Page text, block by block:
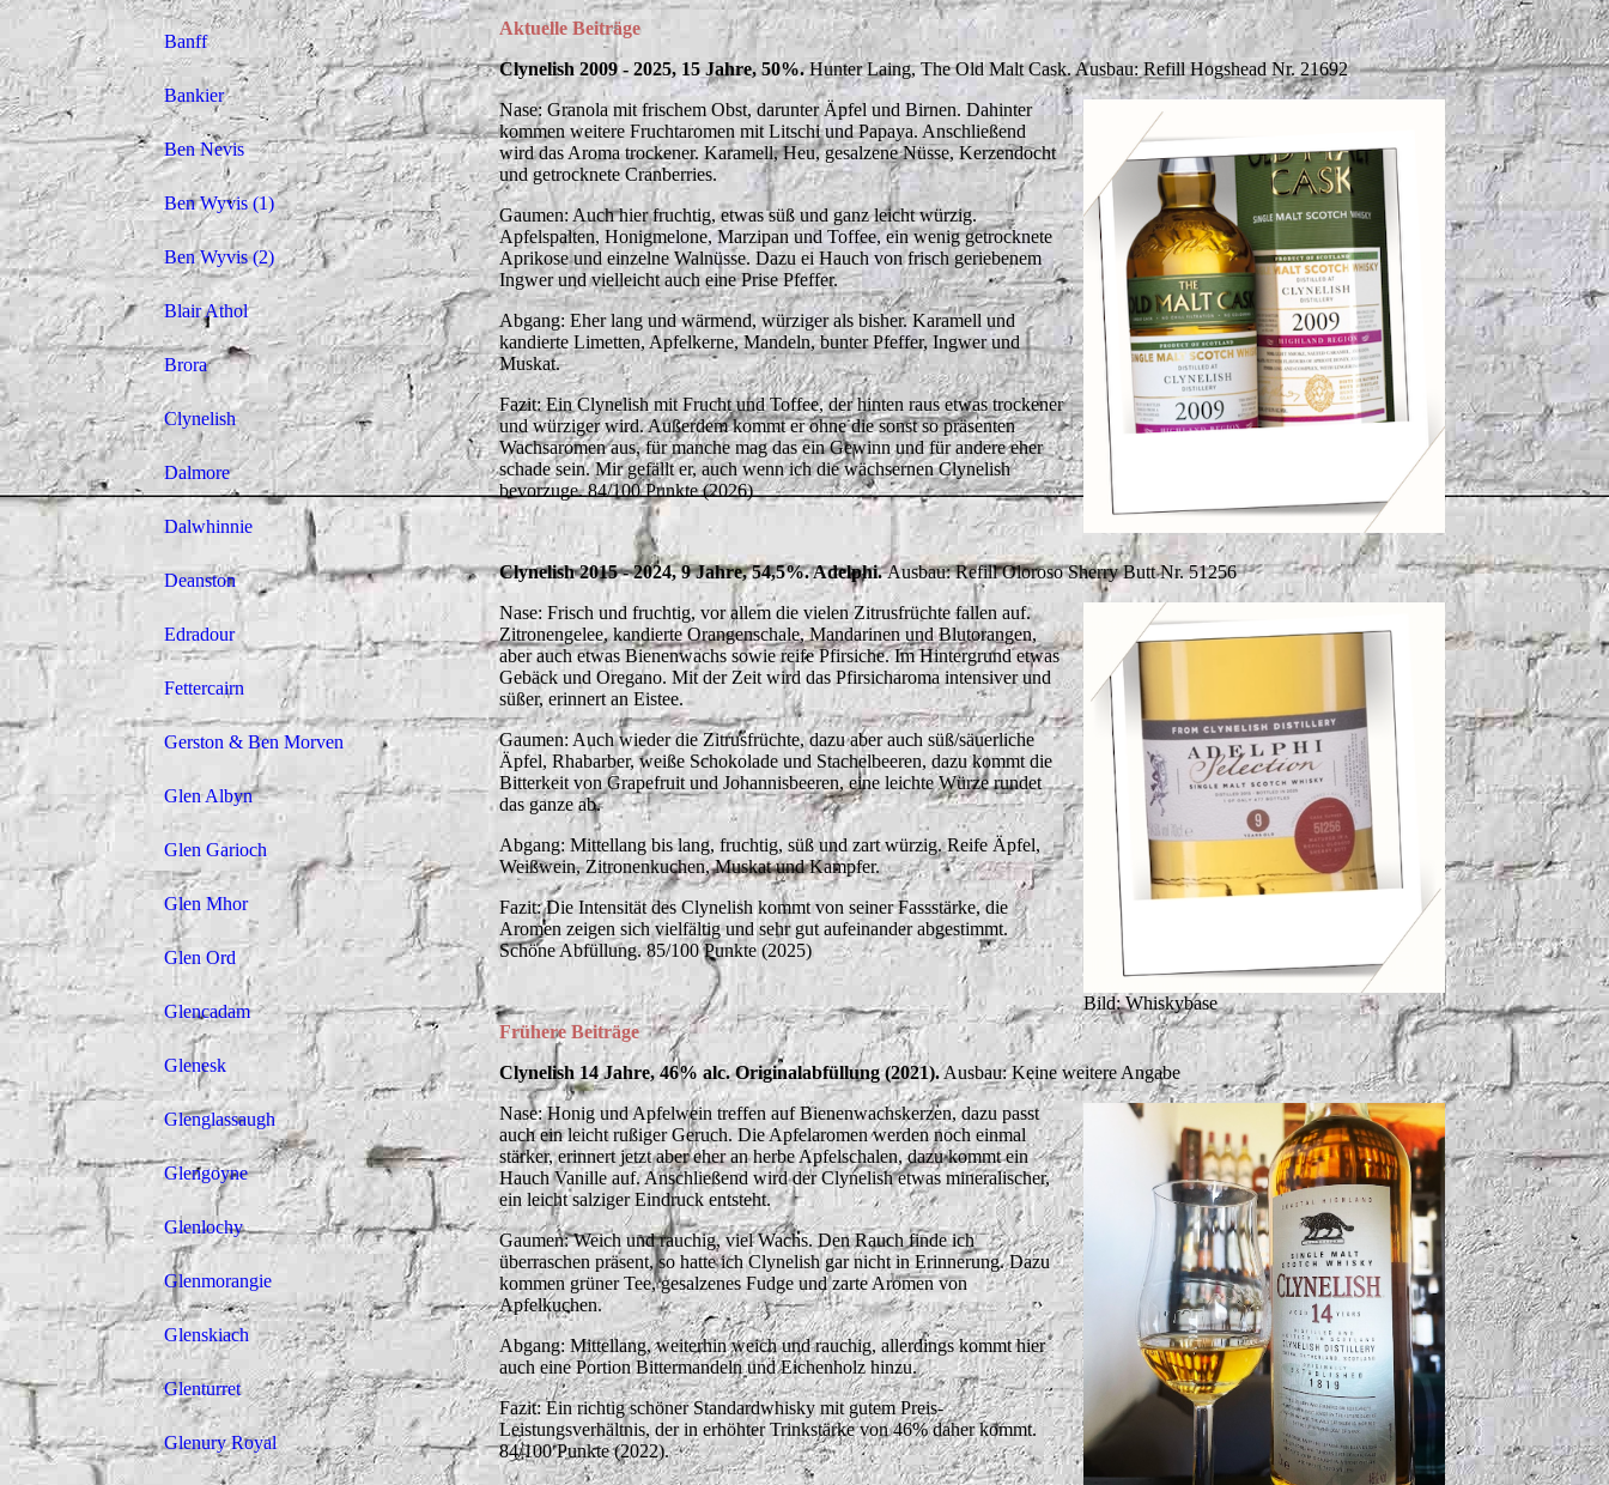
Banff
Bankier
Ben Nevis
Ben Wyvis (1)
Ben Wyvis (2)
Blair Athol
Brora
Clynelish
Dalmore
Dalwhinnie
Deanston
Edradour
Fettercairn
Gerston & Ben Morven
Glen Albyn
Glen Garioch
Glen Mhor
Glen Ord
Glencadam
Glenesk
Glenglassaugh
Glengoyne
Glenlochy
Glenmorangie
Glenskiach
Glenturret
Glenury Royal
Aktuelle Beiträge
Clynelish 2009 - 2025, 15 Jahre, 50%.Hunter Laing, The Old Malt Cask. Ausbau: Refill Hogshead Nr. 21692
Nase: Granola mit frischem Obst, darunter Äpfel und Birnen. Dahinter
kommen weitere Fruchtaromen mit Litschi und Papaya. Anschließend
wird das Aroma trockener. Karamell, Heu, gesalzene Nüsse, Kerzendocht
und getrocknete Cranberries.
Gaumen: Auch hier fruchtig, etwas süß und ganz leicht würzig.
Apfelspalten, Honigmelone, Marzipan und Toffee, ein wenig getrocknete
Aprikose und einzelne Walnüsse. Dazu ei Hauch von frisch geriebenem
Ingwer und vielleicht auch eine Prise Pfeffer.
Abgang: Eher lang und wärmend, würziger als bisher. Karamell und
kandierte Limetten, Apfelkerne, Mandeln, bunter Pfeffer, Ingwer und
Muskat.
Fazit: Ein Clynelish mit Frucht und Toffee, der hinten raus etwas trockener
und würziger wird. Außerdem kommt er ohne die sonst so präsenten
Wachsaromen aus, für manche mag das ein Gewinn und für andere eher
schade sein. Mir gefällt er, auch wenn ich die wächsernen Clynelish
bevorzuge. 84/100 Punkte (2026)
Clynelish 2015 - 2024, 9 Jahre, 54,5%. Adelphi.Ausbau: Refill Oloroso Sherry Butt Nr. 51256
Bild: Whiskybase
Nase: Frisch und fruchtig, vor allem die vielen Zitrusfrüchte fallen auf.
Zitronengelee, kandierte Orangenschale, Mandarinen und Blutorangen,
aber auch etwas Bienenwachs sowie reife Pfirsiche. Im Hintergrund etwas
Gebäck und Oregano. Mit der Zeit wird das Pfirsicharoma intensiver und
süßer, erinnert an Eistee.
Gaumen: Auch wieder die Zitrusfrüchte, dazu aber auch süß/säuerliche
Äpfel, Rhabarber, weiße Schokolade und Stachelbeeren, dazu kommt die
Bitterkeit von Grapefruit und Johannisbeeren, eine leichte Würze rundet
das ganze ab.
Abgang: Mittellang bis lang, fruchtig, süß und zart würzig. Reife Äpfel,
Weißwein, Zitronenkuchen, Muskat und Kampfer.
Fazit: Die Intensität des Clynelish kommt von seiner Fassstärke, die
Aromen zeigen sich vielfältig und sehr gut aufeinander abgestimmt.
Schöne Abfüllung. 85/100 Punkte (2025)
Frühere Beiträge
Clynelish 14 Jahre, 46% alc. Originalabfüllung (2021).Ausbau: Keine weitere Angabe
Nase: Honig und Apfelwein treffen auf Bienenwachskerzen, dazu passt
auch ein leicht rußiger Geruch. Die Apfelaromen werden noch einmal
stärker, erinnert jetzt aber eher an herbe Apfelschalen, dazu kommt ein
Hauch Vanille auf. Anschließend wird der Clynelish etwas mineralischer,
ein leicht salziger Eindruck entsteht.
Gaumen: Weich und rauchig, viel Wachs. Den Rauch finde ich
überraschen präsent, so hatte ich Clynelish gar nicht in Erinnerung. Dazu
kommen grüner Tee, gesalzenes Fudge und zarte Aromen von
Apfelkuchen.
Abgang: Mittellang, weiterhin weich und rauchig, allerdings kommt hier
auch eine Portion Bittermandeln und Eichenholz hinzu.
Fazit: Ein richtig schöner Standardwhisky mit gutem Preis-
Leistungsverhältnis, der in erhöhter Trinkstärke von 46% daher kommt.
84/100 Punkte (2022).